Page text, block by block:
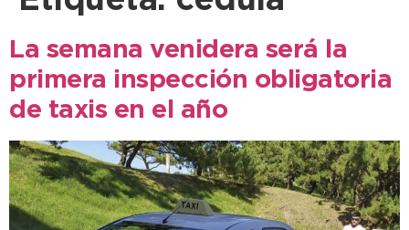
La semana venidera será la
primera inspección obligatoria
de taxis en el año